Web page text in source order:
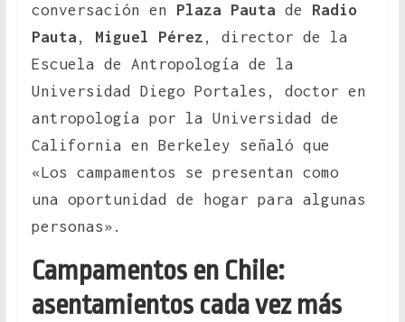
conversación en Plaza Pauta de Radio
Pauta , Miguel Pérez , director de la
Escuela de Antropología de la
Universidad Diego Portales, doctor en
antropología por la Universidad de
California en Berkeley señaló que
«Los campamentos se presentan como
una oportunidad de hogar para algunas
personas».
Campamentos en Chile:
asentamientos cada vez más